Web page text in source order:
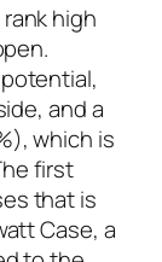
high
and a
which is
first
that is
Case, a